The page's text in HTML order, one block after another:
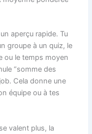
aperçu rapide. Tu
groupe à un quiz, le
ou le temps moyen
“somme des
Cela donne une
équipe ou à tes
valent plus, la